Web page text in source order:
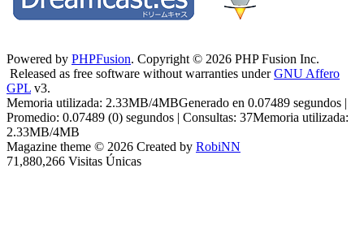
Powered by PHPFusion. Copyright © 2026 PHP Fusion Inc.
Released as free software without warranties underGNU Affero
GPL v3.
Memoria utilizada: 2.33MB/4MBGenerado en 0.07489 segundos |
Promedio: 0.07489 (0) segundos | Consultas: 37Memoria utilizada:
2.33MB/4MB
Magazine theme © 2026 Created by RobiNN
71,880,266 Visitas Únicas